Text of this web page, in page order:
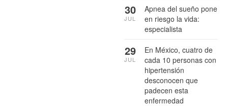
Apnea del sueño pone
en riesgo la vida:
especialista
30
JUL
En México, cuatro de
cada 10 personas con
hipertensión
desconocen que
padecen esta
enfermedad
29
JUL